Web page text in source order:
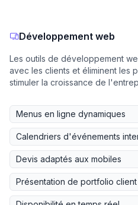
Développement web
Les outils de développement
avec les clients et éliminent les
stimuler la croissance de
Menus en ligne dynamiques
Calendriers d'événements
Devis adaptés aux mobiles
Présentation de portfolio client